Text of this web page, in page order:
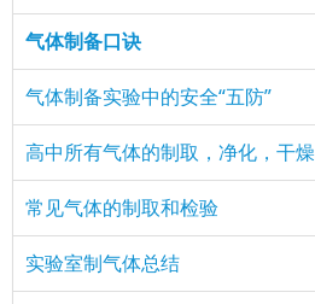
气体制备口诀
气体制备实验中的安全“五防”
高中所有气体的制取，净化，干燥
常见气体的制取和检验
实验室制气体总结